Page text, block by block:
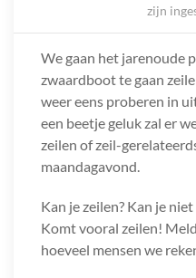
zijn
We gaan het jarenoude
zwaardboot te gaan
weer eens proberen in
een beetje geluk zal er
zeilen of zeil-
maandagavond.
Kan je zeilen? Kan je
Komt vooral zeilen!
hoeveel mensen we